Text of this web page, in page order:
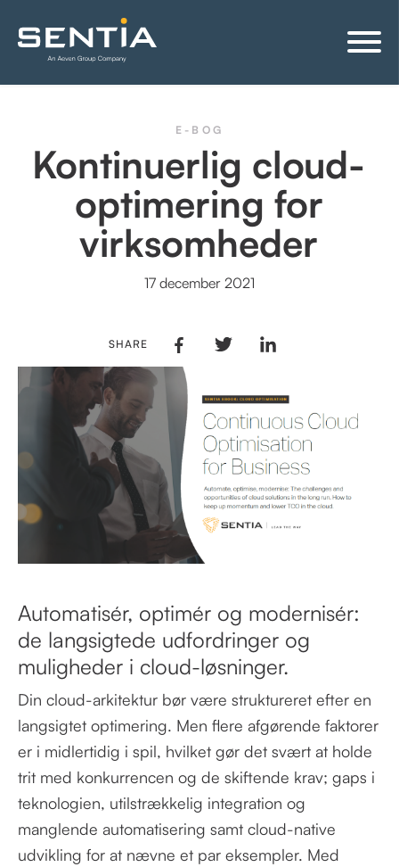
E-BOG
Kontinuerlig cloud-
optimering for
virksomheder
17 december 2021
SHARE
Automatisér, optimér og modernisér:
de langsigtede udfordringer og
muligheder i cloud-løsninger.
Din cloud-arkitektur bør være struktureret efter en
langsigtet optimering. Men flere afgørende faktorer
er i midlertidig i spil, hvilket gør det svært at holde
trit med konkurrencen og de skiftende krav; gaps i
teknologien, utilstrækkelig integration og
manglende automatisering samt cloud-native
udvikling for at nævne et par eksempler. Med